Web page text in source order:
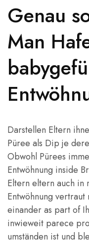
Genau
Man
Darstellen Eltern
Püree als Dip je
Obwohl Pürees
Entwöhnung inside
Eltern eltern auch in
Entwöhnung
einander as part of
inwieweit parece
umständen ist und